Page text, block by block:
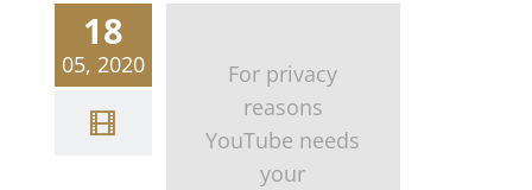
18
05, 2020
For privacy
reasons
YouTube needs
your